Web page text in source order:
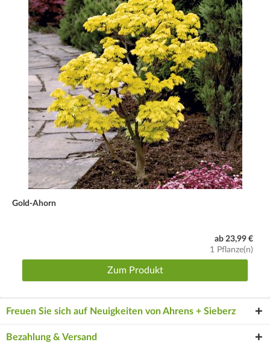
Gold-Ahorn
ab 23,99 €
1 Pflanze(n)
Zum Produkt
Freuen Sie sich auf Neuigkeiten von Ahrens + Sieberz
Bezahlung & Versand